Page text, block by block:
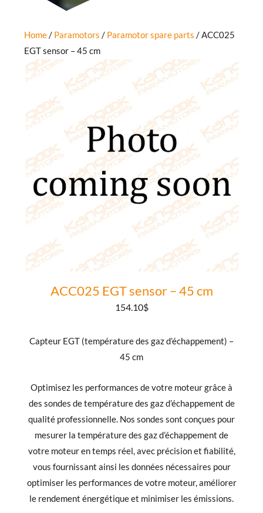
Home/ Paramotors / Paramotor spare parts / ACC025
EGT sensor – 45 cm
ACC025 EGT sensor – 45 cm
154.10$
Capteur EGT (température des gaz d’échappement) –
45 cm
Optimisez les performances de votre moteur grâce à
des sondes de température des gaz d’échappement de
qualité professionnelle. Nos sondes sont conçues pour
mesurer la température des gaz d’échappement de
votre moteur en temps réel, avec précision et fiabilité,
vous fournissant ainsi les données nécessaires pour
optimiser les performances de votre moteur, améliorer
le rendement énergétique et minimiser les émissions.